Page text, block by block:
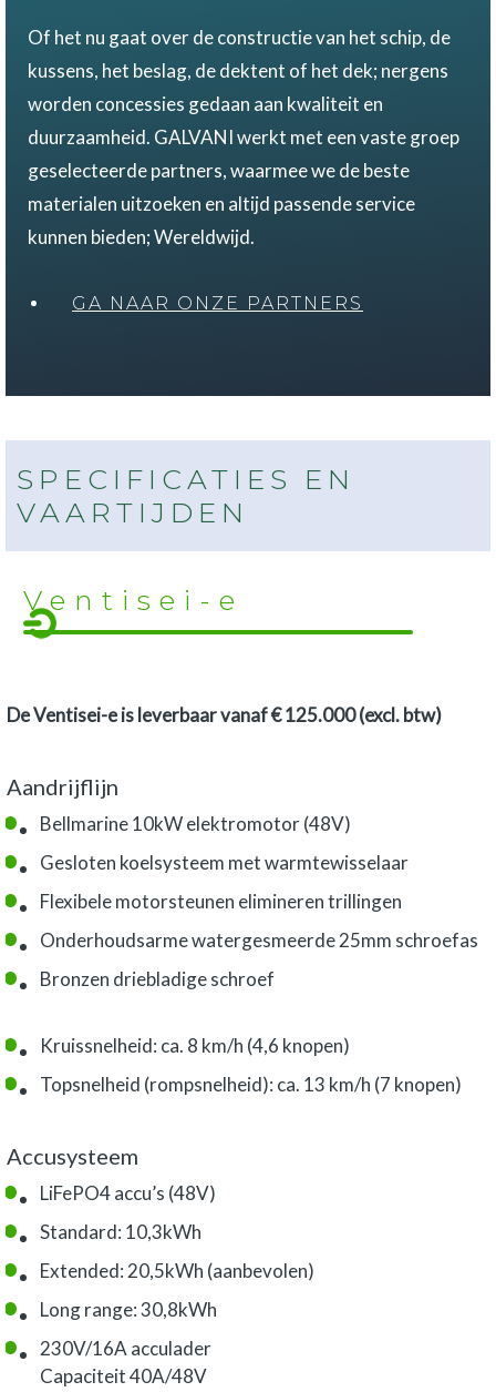
Of het nu gaat over de constructie van het schip, de
kussens, het beslag, de dektent of het dek; nergens
worden concessies gedaan aan kwaliteit en
duurzaamheid. GALVANI werkt met een vaste groep
geselecteerde partners, waarmee we de beste
materialen uitzoeken en altijd passende service
kunnen bieden; Wereldwijd.
GA NAAR ONZE PARTNERS
SPECIFICATIES EN
VAARTIJDEN
Ventisei-e
De Ventisei-e is leverbaar vanaf € 125.000 (excl. btw)
Aandrijflijn
Bellmarine 10kW elektromotor (48V)
Gesloten koelsysteem met warmtewisselaar
Flexibele motorsteunen elimineren trillingen
Onderhoudsarme watergesmeerde 25mm schroefas
Bronzen driebladige schroef
Kruissnelheid: ca. 8 km/h (4,6 knopen)
Topsnelheid (rompsnelheid): ca. 13 km/h (7 knopen)
Accusysteem
LiFePO4 accu’s (48V)
Standard: 10,3kWh
Extended: 20,5kWh (aanbevolen)
Long range: 30,8kWh
230V/16A acculader
Capaciteit 40A/48V